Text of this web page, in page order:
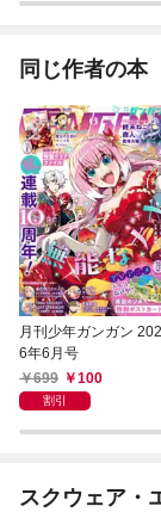
同じ作者の本
月刊少年ガンガン 202
6年6月号
699
100
割引
スクウェア・